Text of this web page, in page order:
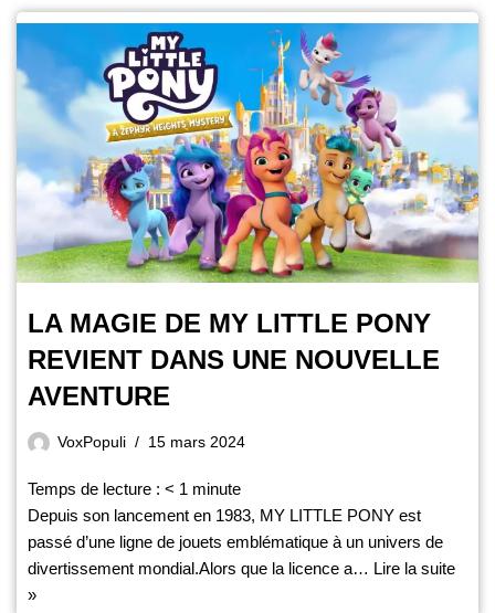
LA MAGIE DE MY LITTLE PONY
REVIENT DANS UNE NOUVELLE
AVENTURE
VoxPopuli 15 mars 2024
Temps de lecture : < 1 minute
Depuis son lancement en 1983, MY LITTLE PONY est
passé d’une ligne de jouets emblématique à un univers de
divertissement mondial.Alors que la licence a… Lire la suite
»